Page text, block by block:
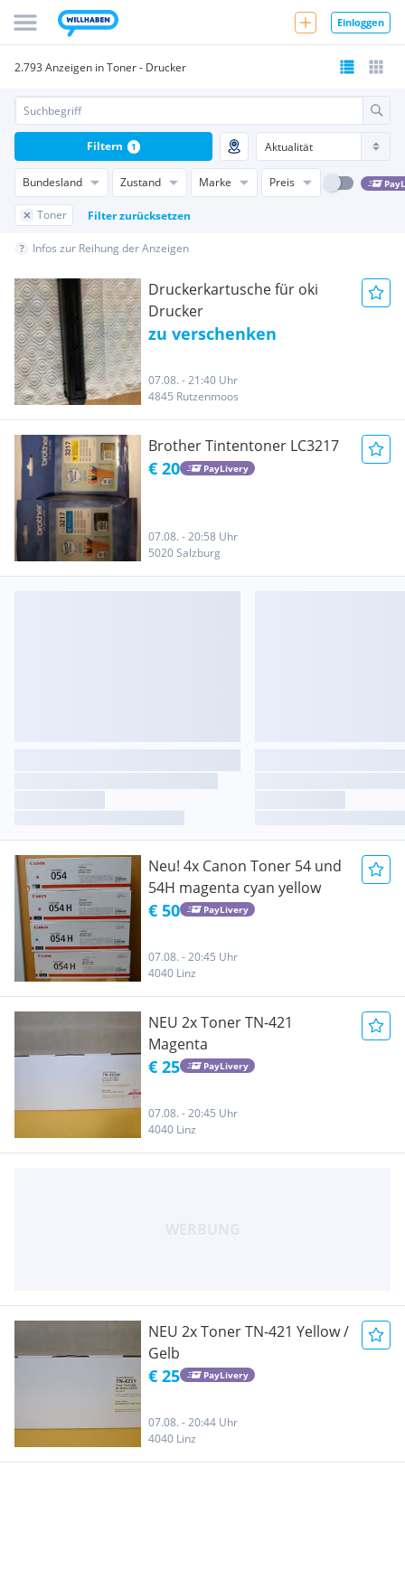
Einloggen
2.793 Anzeigen in Toner - Drucker
Bundesland Zustand Marke Preis
Toner Filter zurücksetzen
Filtern 1
Infos zur Reihung der Anzeigen
Druckerkartusche für oki
Drucker
zu verschenken
07.08. - 21:40 Uhr
4845 Rutzenmoos
Brother Tintentoner LC3217
€ 20 PayLivery
07.08. - 20:58 Uhr
5020 Salzburg
Neu! 4x Canon Toner 54 und
54H magenta cyan yellow
€ 50 PayLivery
07.08. - 20:45 Uhr
4040 Linz
NEU 2x Toner TN-421
Magenta
€ 25 PayLivery
07.08. - 20:45 Uhr
4040 Linz
NEU 2x Toner TN-421 Yellow /
Gelb
€ 25 PayLivery
07.08. - 20:44 Uhr
4040 Linz